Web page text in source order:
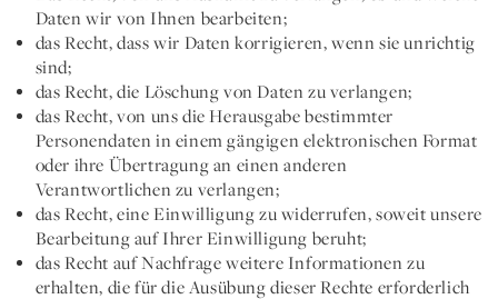
Daten wir von Ihnen bearbeiten;
das Recht, dass wir Daten korrigieren, wenn sie unrichtig
sind;
das Recht, die Löschung von Daten zu verlangen;
das Recht, von uns die Herausgabe bestimmter
Personendaten in einem gängigen elektronischen Format
oder ihre Übertragung an einen anderen
Verantwortlichen zu verlangen;
das Recht, eine Einwilligung zu widerrufen, soweit unsere
Bearbeitung auf Ihrer Einwilligung beruht;
das Recht auf Nachfrage weitere Informationen zu
erhalten, die für die Ausübung dieser Rechte erforderlich